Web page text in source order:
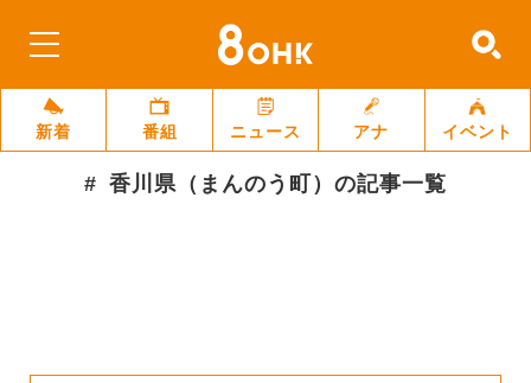
新着 番組 ニュース アナ イベント
香川県（まんのう町） の記事一覧